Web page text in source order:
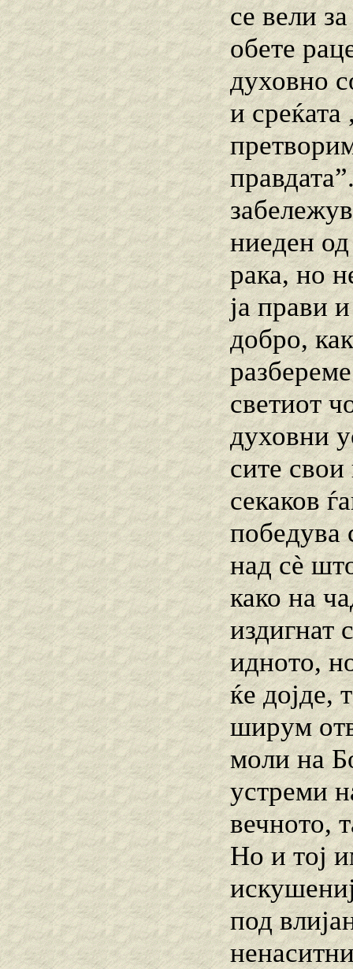
се вели
обете
духовно
и среќата
ниеден
рака, но
ја прави
добро,
светиот
духовни
сите
секаков
победува
над сѐ
како на
издигнат
идното,
ќе дојде,
ширум
моли на
устреми
вечното,
Но и тој
под